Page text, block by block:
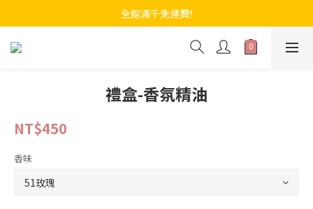
全館滿千免運費!
禮盒-香氛精油
NT$450
香味